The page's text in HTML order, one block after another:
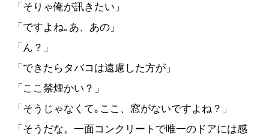
「そりゃ俺が訊きたい」
「ですよね｡あ、あの」
「ん？」
「できたらタバコは遠慮した方が」
「ここ禁煙かい？」
「そうじゃなくて｡ここ、窓がないですよね？」
「そうだな。一面コンクリートで唯一のドアには感